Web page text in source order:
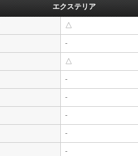
エクステリア
△
-
△
-
-
-
-
-